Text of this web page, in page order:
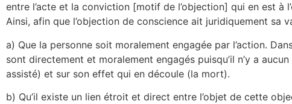
entre l’acte et la conviction [motif de l’objection] qui en est à
Ainsi, afin que l’objection de conscience ait juridiquement sa
a) Que la personne soit moralement engagée par l’action.
sont directement et moralement engagés puisqu’il n’y a
assisté) et sur son effet qui en découle (la mort).
b) Qu’il existe un lien étroit et direct entre l’objet de cette